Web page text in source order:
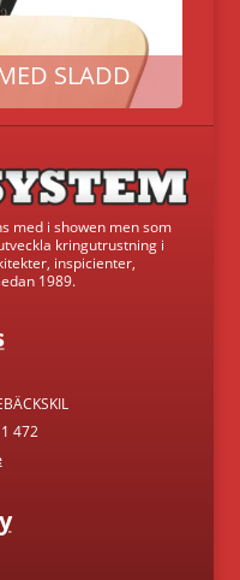
SLADD
med i showen men som
kringutrustning i
inspicienter,
1989.
472